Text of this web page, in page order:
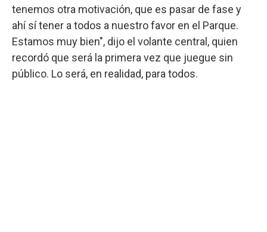
tenemos otra motivación, que es pasar de fase y
ahí sí tener a todos a nuestro favor en el Parque.
Estamos muy bien", dijo el volante central, quien
recordó que será la primera vez que juegue sin
público. Lo será, en realidad, para todos.